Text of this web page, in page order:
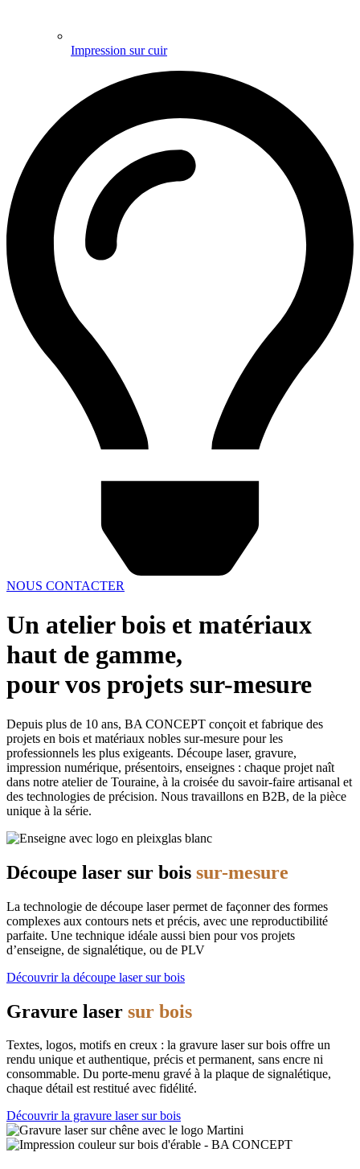
Impression sur cuir
NOUS CONTACTER
Un atelier bois et matériaux
haut de gamme,
pour vos projets sur-mesure
Depuis plus de 10 ans, BA CONCEPT conçoit et fabrique des
projets en bois et matériaux nobles sur-mesure pour les
professionnels les plus exigeants. Découpe laser, gravure,
impression numérique, présentoirs, enseignes : chaque projet naît
dans notre atelier de Touraine, à la croisée du savoir-faire artisanal et
des technologies de précision. Nous travaillons en B2B, de la pièce
unique à la série.
Découpe laser sur bois sur-mesure
La technologie de découpe laser permet de façonner des formes
complexes aux contours nets et précis, avec une reproductibilité
parfaite. Une technique idéale aussi bien pour vos projets
d’enseigne, de signalétique, ou de PLV
Découvrir la découpe laser sur bois
Gravure laser sur bois
Textes, logos, motifs en creux : la gravure laser sur bois offre un
rendu unique et authentique, précis et permanent, sans encre ni
consommable. Du porte-menu gravé à la plaque de signalétique,
chaque détail est restitué avec fidélité.
Découvrir la gravure laser sur bois